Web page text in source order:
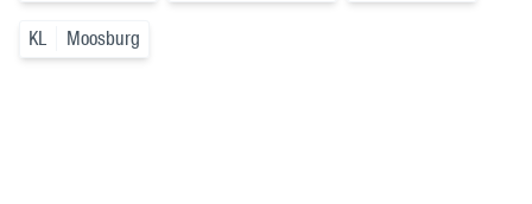
KL Moosburg